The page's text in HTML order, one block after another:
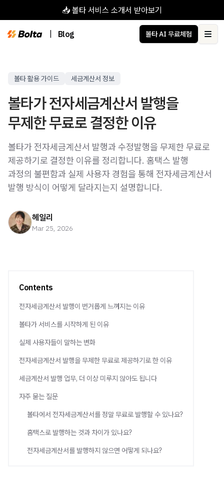
📥 볼타 서비스 소개서 받아보기
Blog 볼타 AI 무료체험
볼타 활용 가이드 세금계산서 정보
볼타가 전자세금계산서 발행을
무제한 무료로 결정한 이유
볼타가 전자세금계산서 발행과 수정발행을 무제한 무료로
제공하기로 결정한 이유를 정리합니다. 홈택스 발행
과정의 불편함과 실제 사용자 경험을 통해 전자세금계산서
발행 방식이 어떻게 달라지는지 설명합니다.
헤일리
Mar 25, 2026
Contents
전자세금계산서 발행이 번거롭게 느껴지는 이유
볼타가 서비스를 시작하게 된 이유
실제 사용자들이 말하는 변화
전자세금계산서 발행을 무제한 무료로 제공하기로 한 이유
세금계산서 발행 업무, 더 이상 미루지 않아도 됩니다
자주 묻는 질문
볼타에서 전자세금계산서를 정말 무료로 발행할 수 있나요?
홈택스로 발행하는 것과 차이가 있나요?
전자세금계산서를 발행하지 않으면 어떻게 되나요?